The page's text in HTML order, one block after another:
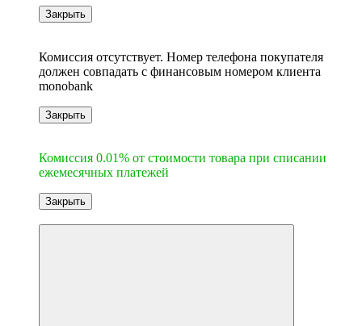
Закрыть
Комиссия отсутствует. Номер телефона покупателя
должен совпадать с финансовым номером клиента
monobank
Закрыть
Комиссия 0.01% от стоимости товара при списании
ежемесячных платежей
Закрыть